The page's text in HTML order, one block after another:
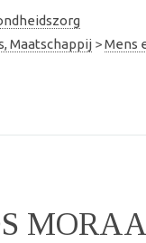
Maatschappij >Mens